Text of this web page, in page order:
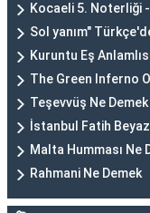
Kocaeli 5. Noterliği
Sol yanım"
Kuruntu Eş
The Green Inferno
Teşevvüş Ne Demek
İstanbul Fatih
Malta Humması Ne
Rahmani Ne Demek